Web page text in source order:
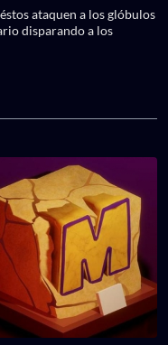
ataquen a los glóbulos
disparando a los